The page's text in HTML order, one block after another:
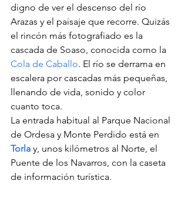
digno de ver el descenso del río
Arazas y el paisaje que recorre. Quizás
el rincón más fotografiado es la
cascada de Soaso, conocida como la
Cola de Caballo. El río se derrama en
escalera por cascadas más pequeñas,
llenando de vida, sonido y color
cuanto toca.
La entrada habitual al Parque Nacional
de Ordesa y Monte Perdido está en
Torla y, unos kilómetros al Norte, el
Puente de los Navarros, con la caseta
de información turística.